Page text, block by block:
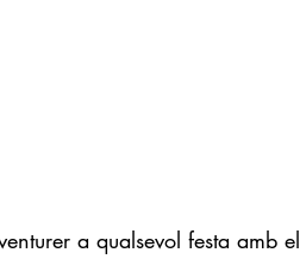
a qualsevol festa amb el